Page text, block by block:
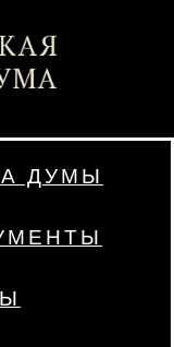
ДУМЫ